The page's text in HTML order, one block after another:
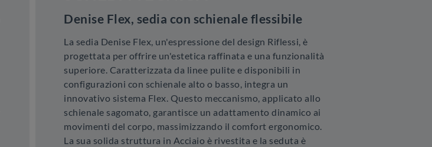
Denise Flex, sedia con schienale flessibile
La sedia Denise Flex, un'espressione del design Riflessi, è
progettata per offrire un'estetica raffinata e una funzionalità
superiore. Caratterizzata da linee pulite e disponibili in
configurazioni con schienale alto o basso, integra un
innovativo sistema Flex. Questo meccanismo, applicato allo
schienale sagomato, garantisce un adattamento dinamico ai
movimenti del corpo, massimizzando il comfort ergonomico.
La sua solida struttura in Acciaio è rivestita e la seduta è